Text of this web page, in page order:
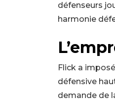
défenseurs
harmonie
Flick a
défensive
demande de